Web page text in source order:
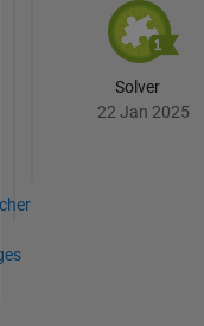
Solver
22 Jan 2025